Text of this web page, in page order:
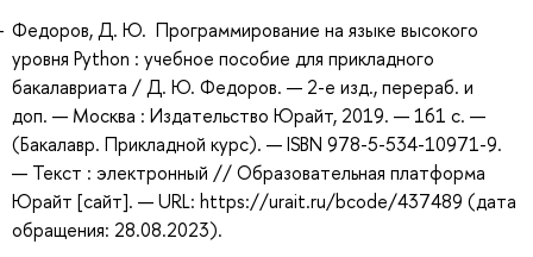
Федоров, Д. Ю. Программирование на языке высокого
уровня Python : учебное пособие для прикладного
бакалавриата / Д. Ю. Федоров. — 2-е изд., перераб. и
доп. — Москва : Издательство Юрайт, 2019. — 161 с. —
(Бакалавр. Прикладной курс). — ISBN 978-5-534-10971-9.
— Текст : электронный // Образовательная платформа
Юрайт [сайт]. — URL: https://urait.ru/bcode/437489 (дата
обращения: 28.08.2023).